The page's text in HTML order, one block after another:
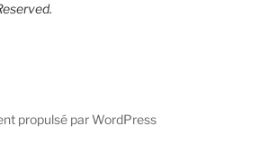
eserved.
propulsé par WordPress